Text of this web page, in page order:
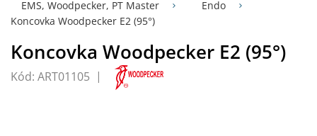
EMS, Woodpecker, PT Master
Endo
Koncovka Woodpecker E2 (95°)
Koncovka Woodpecker E2 (95°)
Kód: ART01105